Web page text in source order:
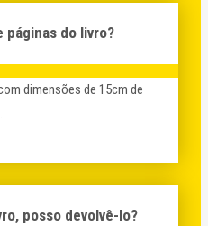
páginas do livro?
dimensões de 15cm de
posso devolvê-lo?